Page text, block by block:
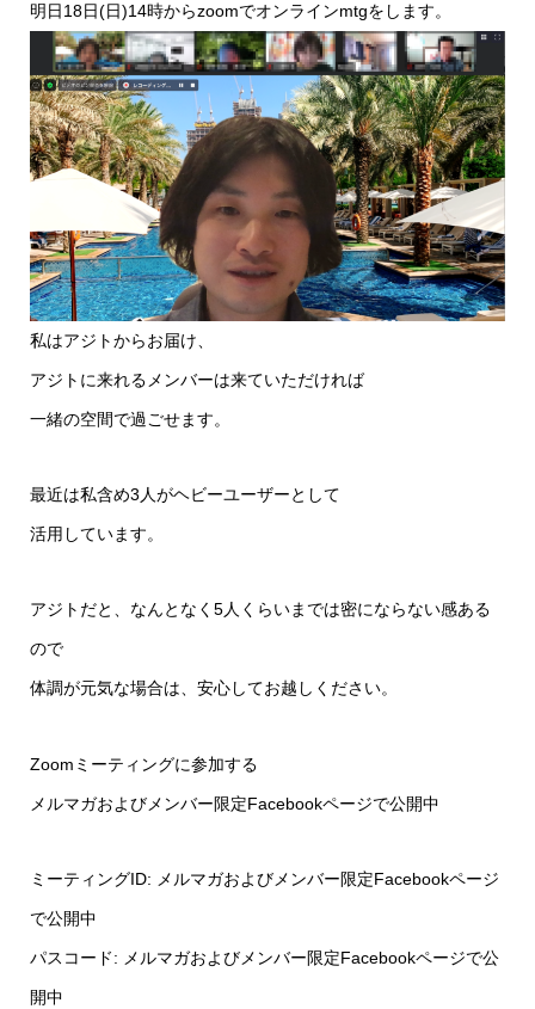
明日18日(日)14時からzoomでオンラインmtgをします。
私はアジトからお届け、
アジトに来れるメンバーは来ていただければ
一緒の空間で過ごせます。
最近は私含め3人がヘビーユーザーとして
活用しています。
アジトだと、なんとなく5人くらいまでは密にならない感ある
ので
体調が元気な場合は、安心してお越しください。
Zoomミーティングに参加する
メルマガおよびメンバー限定Facebookページで公開中
ミーティングID: メルマガおよびメンバー限定Facebookページ
で公開中
パスコード: メルマガおよびメンバー限定Facebookページで公
開中